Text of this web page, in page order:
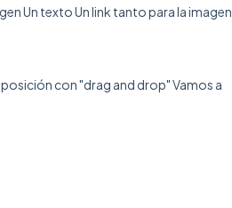
Un texto Un link tanto para la imagen
con "drag and drop" Vamos a